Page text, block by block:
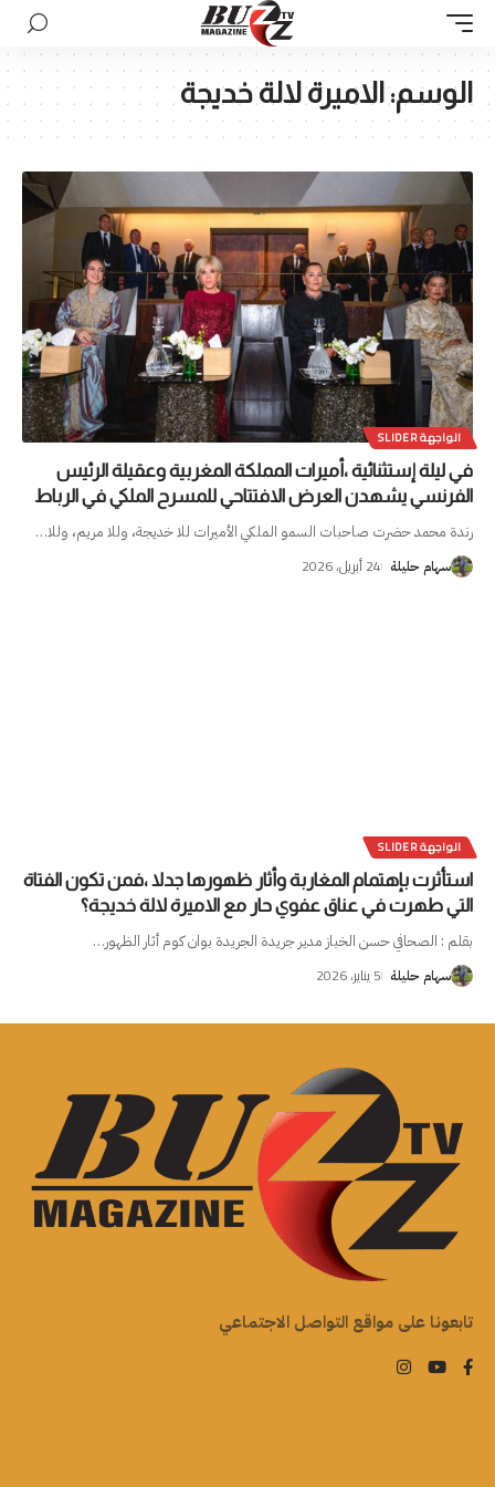
الوسم: الاميرة لالة خديجة
الواجهة SLIDER
في ليلة إستثنائية ،أميرات المملكة المغربية وعقيلة الرئيس
الفرنسي يشهدن العرض الافتتاحي للمسرح الملكي في الرباط
رندة محمد حضرت صاحبات السمو الملكي الأميرات للا خديجة، وللا مريم، وللا…
سهام حليلة 24 أبريل، 2026
الواجهة SLIDER
استأثرت بإهتمام المغاربة وأثار ظهورها جدلا ،فمن تكون الفتاة
التي طهرت في عناق عفوي حار مع الاميرة لالة خديجة؟
بقلم : الصحافي حسن الخباز مدير جريدة الجريدة بوان كوم أثار الظهور…
سهام حليلة 5 يناير، 2026
تابعونا على مواقع التواصل الاجتماعي